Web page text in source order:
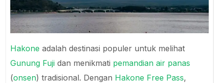
Hakone adalah destinasi populer untuk melihat
Gunung Fuji dan menikmati pemandian air panas
(onsen) tradisional. Dengan Hakone Free Pass,